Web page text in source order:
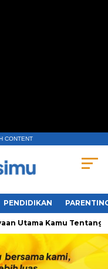
CONTENT
PENDIDIKAN
Kamu Tentang